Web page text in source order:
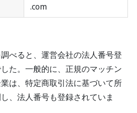
.com
べると、運営会社の法人番号登
た。一般的に、正規のマッチン
は、特定商取引法に基づいて所
、法人番号も登録されていま